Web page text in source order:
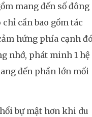
mang đến số đông
cần bao gồm tác
hứng phía cạnh
nhớ, phát minh 1 hệ
đến phần lớn mối
bự mật hơn khi du